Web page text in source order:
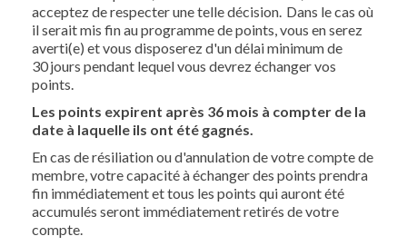
acceptez de respecter une telle décision. Dans le cas où
il serait mis fin au programme de points, vous en serez
averti(e) et vous disposerez d'un délai minimum de
30 jours pendant lequel vous devrez échanger vos
points.
Les points expirent après 36 mois à compter de la
date à laquelle ils ont été gagnés.
En cas de résiliation ou d'annulation de votre compte de
membre, votre capacité à échanger des points prendra
fin immédiatement et tous les points qui auront été
accumulés seront immédiatement retirés de votre
compte.